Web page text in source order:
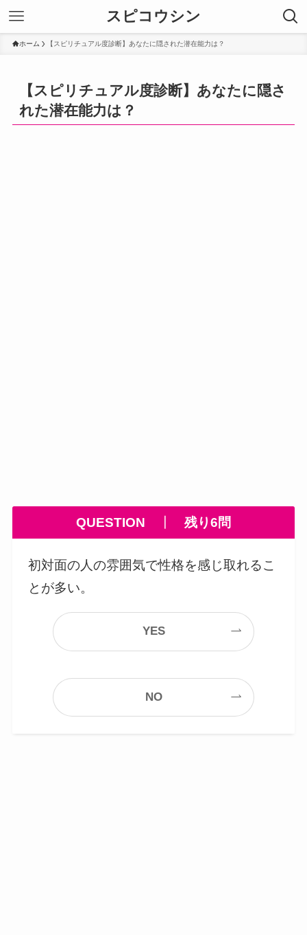
スピコウシン
ホーム 【スピリチュアル度診断】あなたに隠された潜在能力は？
【スピリチュアル度診断】あなたに隠さ
れた潜在能力は？
QUESTION 残り6問
初対面の人の雰囲気で性格を感じ取れるこ
とが多い。
YES
NO